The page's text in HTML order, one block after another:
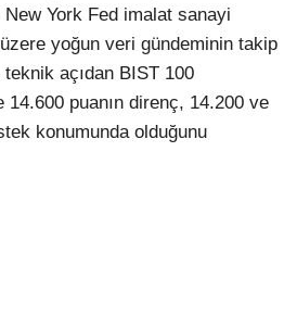
New York Fed imalat sanayi
yoğun veri gündeminin takip
açıdan BIST 100
puanın direnç, 14.200 ve
konumunda olduğunu